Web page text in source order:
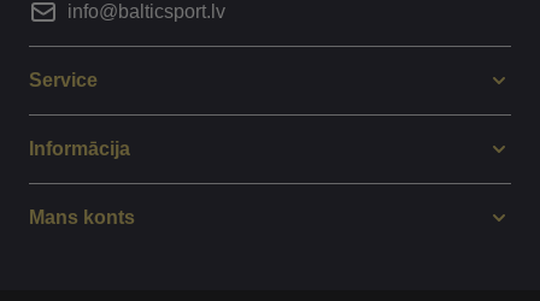
info@balticsport.lv
Service
Informācija
Mans konts